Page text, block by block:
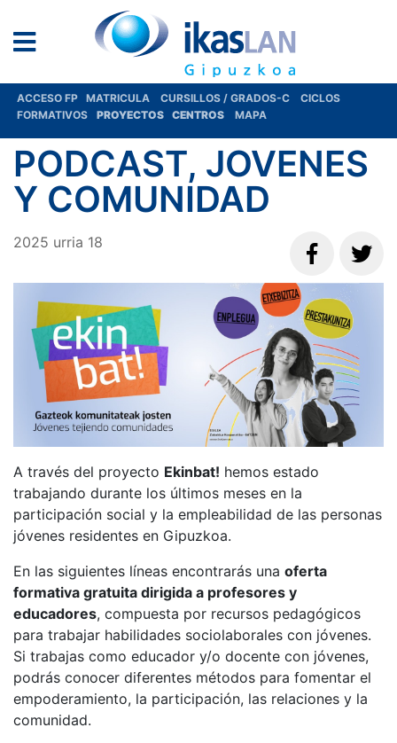
ACCESO FP MATRICULA CURSILLOS / GRADOS-C
CICLOS
FORMATIVOS
PROYECTOS CENTROS MAPA
PODCAST, JOVENES
Y COMUNIDAD
2025 urria 18
A través del proyecto Ekinbat! hemos estado
trabajando durante los últimos meses en la
participación social y la empleabilidad de las personas
jóvenes residentes en Gipuzkoa.
En las siguientes líneas encontrarás una oferta
formativa gratuita dirigida a profesores y
educadores, compuesta por recursos pedagógicos
para trabajar habilidades sociolaborales con jóvenes.
Si trabajas como educador y/o docente con jóvenes,
podrás conocer diferentes métodos para fomentar el
empoderamiento, la participación, las relaciones y la
comunidad.